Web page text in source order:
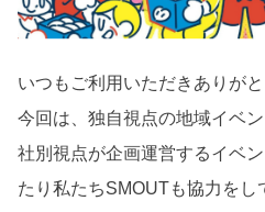
いつもご利用いただきありがと
今回は、独自視点の地域イベ
社別視点が企画運営するイベ
たり私たちSMOUTも協力をし